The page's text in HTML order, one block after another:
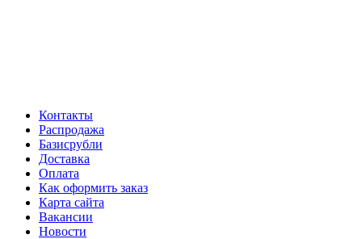
Контакты
Распродажа
Базисрубли
Доставка
Оплата
Как оформить заказ
Карта сайта
Вакансии
Новости